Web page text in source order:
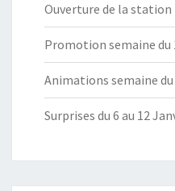
Ouverture de la station
Promotion semaine du
Animations semaine du
Surprises du 6 au 12